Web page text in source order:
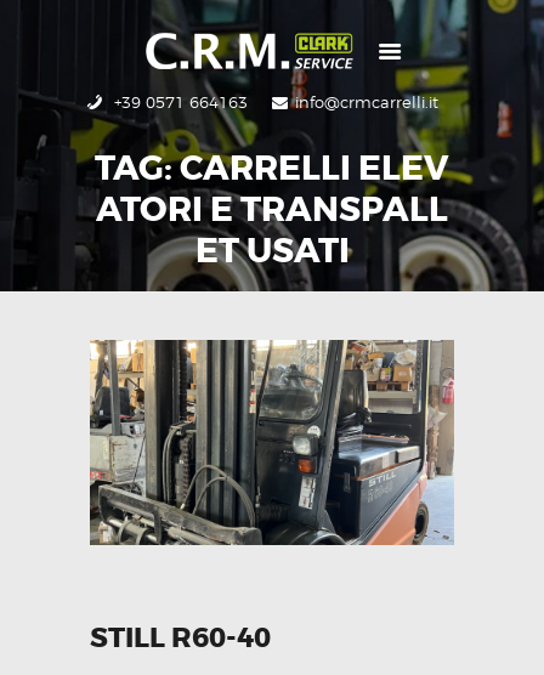
+39 0571 664163 info@crmcarrelli.it
TAG: CARRELLI ELEV
ATORI E TRANSPALL
ET USATI
CRM
NUOVO
USATO
RICAMBI
SERVIZI
HOME
STILL R60-40